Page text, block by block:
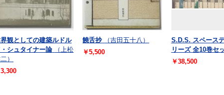
観としての建築ルドル
シュタイナー論
（上松
）
3,300
饒舌抄
（吉田五十八）
￥5,500
S.D.S. スペース
リーズ 全10巻セ
￥38,500